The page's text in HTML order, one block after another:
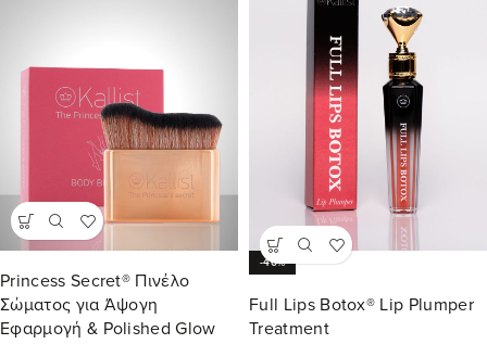
Princess Secret® Πινέλο
Σώματος για Άψογη
Εφαρμογή & Polished Glow
-40%
Full Lips Botox® Lip Plumper
Treatment